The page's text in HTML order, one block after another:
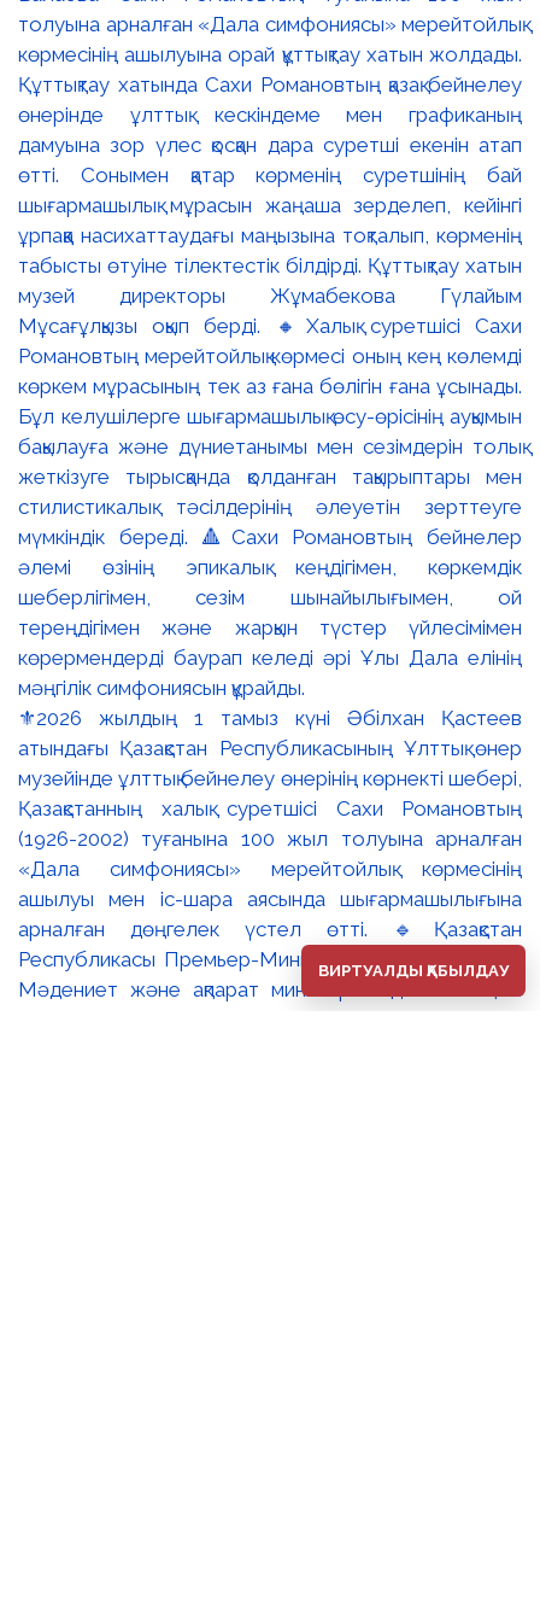
⚜️2026 жылдың 1 тамыз күні Әбілхан Қастеев
атындағы Қазақстан Республикасының Ұлттық өнер
музейінде ұлттық бейнелеу өнерінің көрнекті шебері,
Қазақстанның халық суретшісі Сахи Романовтың
(1926-2002) туғанына 100 жыл толуына арналған
«Дала симфониясы» мерейтойлық көрмесінің
ашылуы мен іс-шара аясында шығармашылығына
арналған дөңгелек үстел өтті. 🔹Қазақстан
Республикасы Премьер-Министрінің орынбасары –
Мәдениет және ақпарат министрі Аида Ғалымқызы
ВИРТУАЛДЫ ҚАБЫЛДАУ